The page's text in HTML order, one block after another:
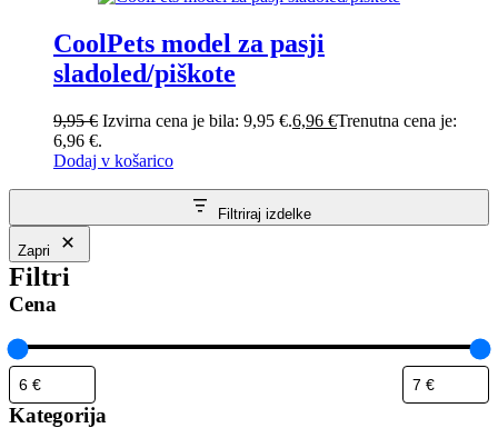
CoolPets model za pasji
sladoled/piškote
9,95€ Izvirna cena je bila: 9,95 €.6,96 €Trenutna cena je:
6,96 €.
Dodaj v košarico
Filtriraj izdelke
Zapri
Filtri
Cena
Kategorija